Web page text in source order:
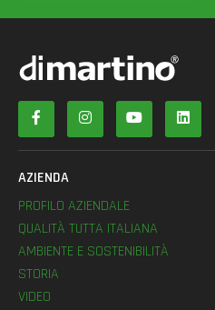
AZIENDA
PROFILO AZIENDALE
QUALITÀ TUTTA ITALIANA
AMBIENTE E SOSTENIBILITÀ
STORIA
VIDEO